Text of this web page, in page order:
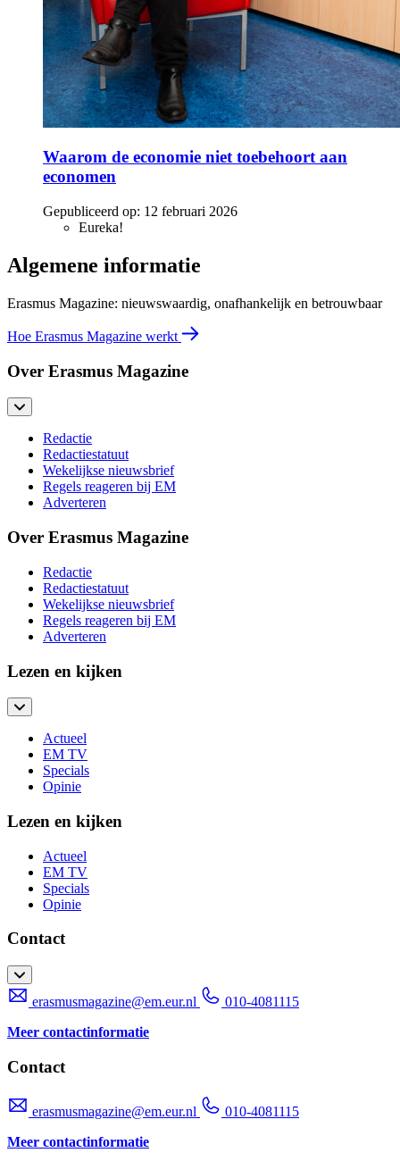
Waarom de economie niet toebehoort aan
economen
Gepubliceerd op: 12 februari 2026
Eureka!
Algemene informatie
Erasmus Magazine: nieuwswaardig, onafhankelijk en betrouwbaar
Hoe Erasmus Magazine werkt
Over Erasmus Magazine
Redactie
Redactiestatuut
Wekelijkse nieuwsbrief
Regels reageren bij EM
Adverteren
Over Erasmus Magazine
Redactie
Redactiestatuut
Wekelijkse nieuwsbrief
Regels reageren bij EM
Adverteren
Lezen en kijken
Actueel
EM TV
Specials
Opinie
Lezen en kijken
Actueel
EM TV
Specials
Opinie
Contact
erasmusmagazine@em.eur.nl
010-4081115
Meer contactinformatie
Contact
erasmusmagazine@em.eur.nl
010-4081115
Meer contactinformatie